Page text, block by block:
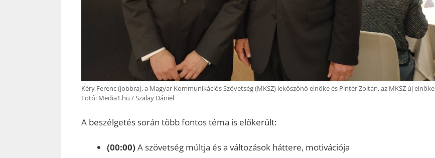
Kéry Ferenc (jobbra), a Magyar Kommunikációs Szövetség (MKSZ) leköszönő elnöke és Pintér Zoltán, az MKSZ új elnöke
Fotó: Media1.hu / Szalay Dániel
A beszélgetés során több fontos téma is előkerült:
(00:00) A szövetség múltja és a változások háttere, motivációja